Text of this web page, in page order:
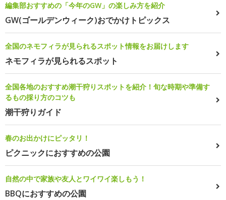
編集部おすすめの「今年のGW」の楽しみ方を紹介
GW(ゴールデンウィーク)おでかけトピックス
全国のネモフィラが見られるスポット情報をお届けします
ネモフィラが見られるスポット
全国各地のおすすめ潮干狩りスポットを紹介！旬な時期や準備す
るもの採り方のコツも
潮干狩りガイド
春のお出かけにピッタリ！
ピクニックにおすすめの公園
自然の中で家族や友人とワイワイ楽しもう！
BBQにおすすめの公園